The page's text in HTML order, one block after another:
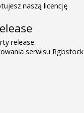
naszą licencję
release.
serwisu Rgbstock